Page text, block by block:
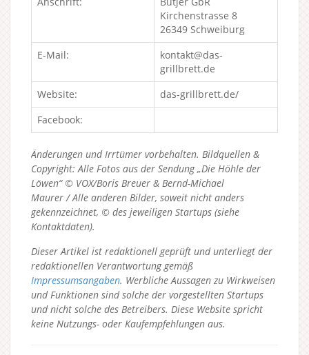
Kirchenstrasse 8
26349 Schweiburg
E-Mail:
kontakt@das-
grillbrett.de
Website:
das-grillbrett.de/
Facebook:
Änderungen und Irrtümer vorbehalten. Bildquellen &
Copyright: Alle Fotos aus der Sendung „Die Höhle der
Löwen“ © VOX/Boris Breuer & Bernd-Michael
Maurer / Alle anderen Bilder, soweit nicht anders
gekennzeichnet, © des jeweiligen Startups (siehe
Kontaktdaten).
Dieser Artikel ist redaktionell geprüft und unterliegt der
redaktionellen Verantwortung gemäß
Impressumsangaben. Werbliche Aussagen zu Wirkweisen
und Funktionen sind solche der vorgestellten Startups
und nicht solche des Betreibers. Diese Website spricht
keine Nutzungs- oder Kaufempfehlungen aus.